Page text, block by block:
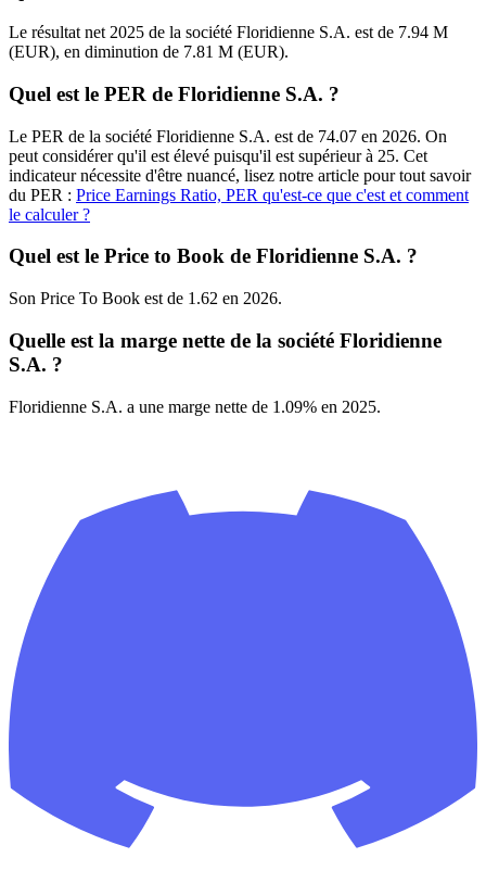
Le résultat net 2025 de la société Floridienne S.A. est de 7.94 M
(EUR), en diminution de 7.81 M (EUR).
Quel est le PER de Floridienne S.A. ?
Le PER de la société Floridienne S.A. est de 74.07 en 2026. On
peut considérer qu'il est élevé puisqu'il est supérieur à 25. Cet
indicateur nécessite d'être nuancé, lisez notre article pour tout savoir
du PER : Price Earnings Ratio, PER qu'est-ce que c'est et comment
le calculer ?
Quel est le Price to Book de Floridienne S.A. ?
Son Price To Book est de 1.62 en 2026.
Quelle est la marge nette de la société Floridienne
S.A. ?
Floridienne S.A. a une marge nette de 1.09% en 2025.